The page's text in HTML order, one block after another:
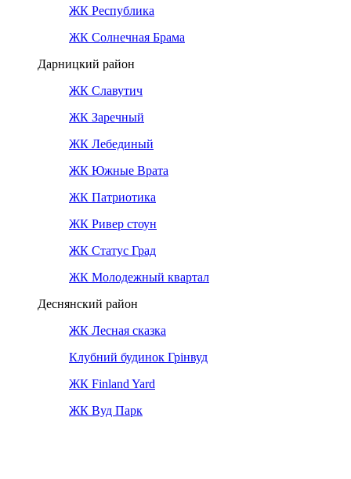
ЖК Республика
ЖК Солнечная Брама
Дарницкий район
ЖК Славутич
ЖК Заречный
ЖК Лебединый
ЖК Южные Врата
ЖК Патриотика
ЖК Ривер стоун
ЖК Статус Град
ЖК Молодежный квартал
Деснянский район
ЖК Лесная сказка
Клубний будинок Грінвуд
ЖК Finland Yard
ЖК Вуд Парк